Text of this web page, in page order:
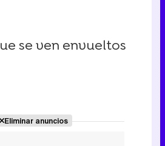
se ven envueltos
Eliminar anuncios